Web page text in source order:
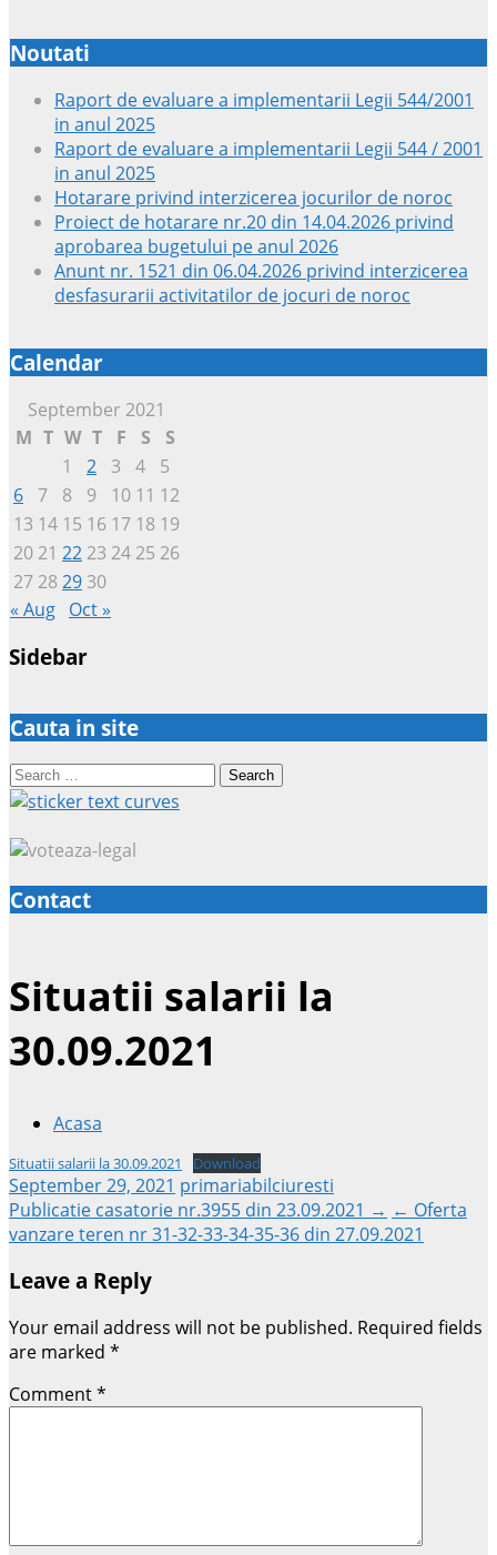
Noutati
Raport de evaluare a implementarii Legii 544/2001
in anul 2025
Raport de evaluare a implementarii Legii 544 / 2001
in anul 2025
Hotarare privind interzicerea jocurilor de noroc
Proiect de hotarare nr.20 din 14.04.2026 privind
aprobarea bugetului pe anul 2026
Anunt nr. 1521 din 06.04.2026 privind interzicerea
desfasurarii activitatilor de jocuri de noroc
Calendar
September 2021
M T W T F S
S
1
2 3 4
5
6
7 8 9 10 11 12
13 14 15 16 17 18 19
20 21 22 23 24 25 26
27 2829 30
« Aug Oct »
Sidebar
Cauta in site
Search
for:
Contact
Situatii salarii la
30.09.2021
Acasa
Situatii salarii la 30.09.2021 Download
September 29, 2021 primariabilciuresti
Post
navigation
Publicatie casatorie nr.3955 din 23.09.2021 → ← Oferta
vanzare teren nr 31-32-33-34-35-36 din 27.09.2021
Leave a Reply
Your email address will not be published. Required fields
are marked *
Comment*